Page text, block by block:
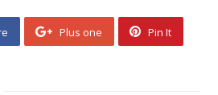
Plus one Pin It